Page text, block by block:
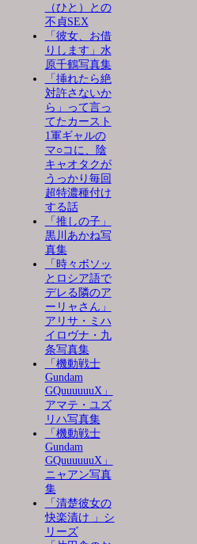
（ひと）との
不貞SEX
「彼女、お借
りします」水
原千鶴写真集
「挿れたら絶
対許さないか
ら」って言っ
てたカースト
1軍ギャルの
マ○コに、陰
キャオタクが
うっかり毎回
超特濃種付け
する話
「推しの子」
黒川あかね写
真集
「時々ボソッ
とロシア語で
デレる隣のア
ーリャさん」
アリサ・ミハ
イロヴナ・九
条写真集
「機動戦士
Gundam
GQuuuuuuX」
アマテ・ユズ
リハ写真集
「機動戦士
Gundam
GQuuuuuuX」
ニャアン写真
集
「清楚彼女の
快楽漬け 」シ
リーズ